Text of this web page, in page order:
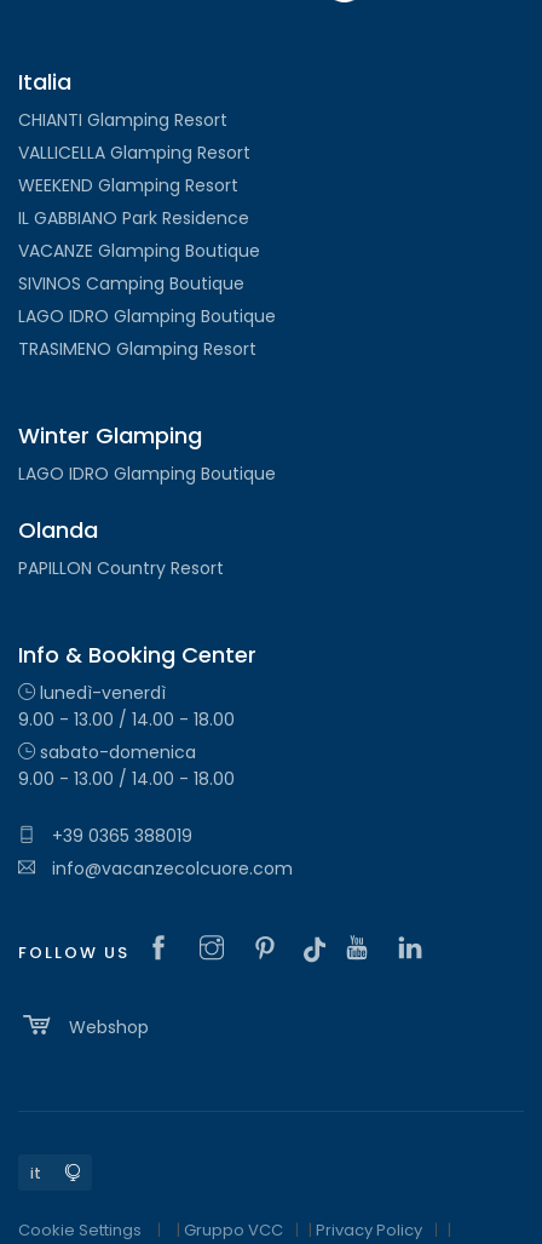
Italia
CHIANTI Glamping Resort
VALLICELLA Glamping Resort
WEEKEND Glamping Resort
IL GABBIANO Park Residence
VACANZE Glamping Boutique
SIVINOS Camping Boutique
LAGO IDRO Glamping Boutique
TRASIMENO Glamping Resort
Winter Glamping
LAGO IDRO Glamping Boutique
Olanda
PAPILLON Country Resort
Info & Booking Center
lunedì-venerdì
9.00 - 13.00 / 14.00 - 18.00
sabato-domenica
9.00 - 13.00 / 14.00 - 18.00
+39 0365 388019
info@vacanzecolcuore.com
FOLLOW US
Webshop
Cookie Settings | Gruppo VCC | Privacy Policy |